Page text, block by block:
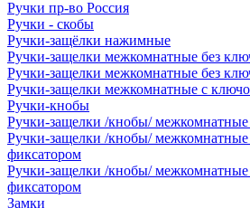
Ручки пр-во Россия
Ручки - скобы
Ручки-защёлки нажимные
Ручки-защелки межкомнатные без
Ручки-защелки межкомнатные без
Ручки-защелки межкомнатные с
Ручки-кнобы
Ручки-защелки /кнобы/ межкомнатные
Ручки-защелки /кнобы/ межкомнатные
фиксатором
Ручки-защелки /кнобы/
фиксатором
Замки